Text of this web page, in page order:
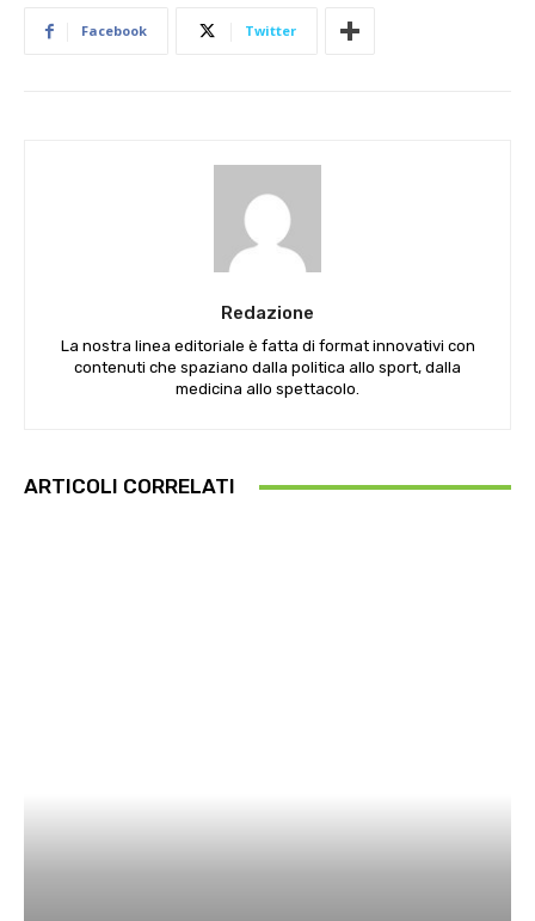
Facebook Twitter
Redazione
La nostra linea editoriale è fatta di format innovativi con
contenuti che spaziano dalla politica allo sport, dalla
medicina allo spettacolo.
ARTICOLI CORRELATI